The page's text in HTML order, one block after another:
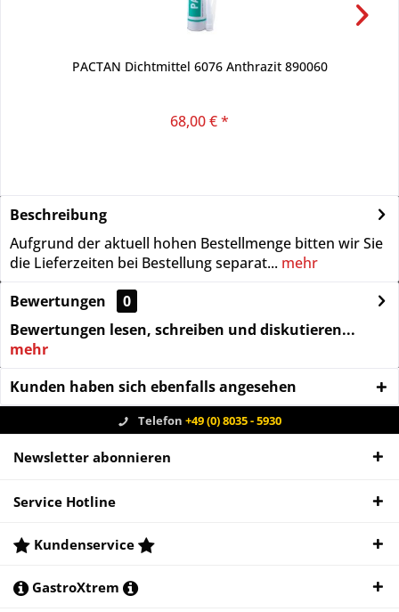
PACTAN Dichtmittel 6076 Anthrazit 890060
68,00 € *
Beschreibung
Aufgrund der aktuell hohen Bestellmenge bitten wir Sie
die Lieferzeiten bei Bestellung separat... mehr
Bewertungen
0
Bewertungen lesen, schreiben und diskutieren...
mehr
Kunden haben sich ebenfalls angesehen
Telefon +49 (0) 8035 - 5930
Newsletter abonnieren
Service Hotline
Kundenservice
GastroXtrem